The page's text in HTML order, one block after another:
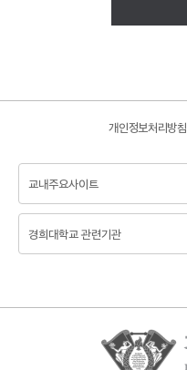
개인정보처리방침